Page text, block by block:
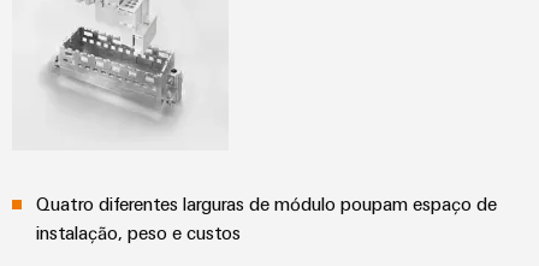
Quatro diferentes larguras de módulo poupam espaço de
instalação, peso e custos